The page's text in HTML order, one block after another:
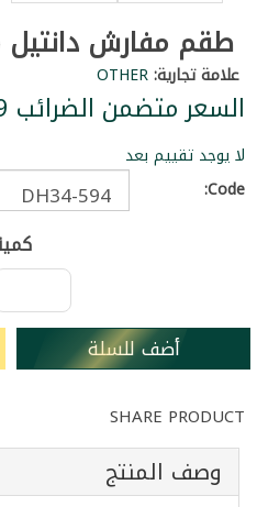
طقم مفارش دانتيل
علامة تجارية:OTHER
السعر متضمن الضرائب ‏29.99 €
لا يوجد تقييم بعد
Code:
أضف للسلة
SHARE PRODUCT
وصف المنتج